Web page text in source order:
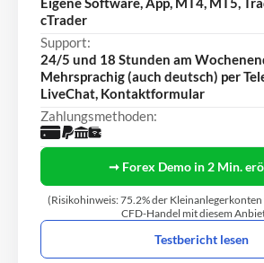
cTrader
Support:
24/5 und 18 Stunden am
Mehrsprachig (auch deutsch) per
LiveChat, Kontaktformular
Zahlungsmethoden:
➞ Forex Demo in 2 Min.
(Risikohinweis: 75.2% der
CFD-Handel mit diesem
Testbericht lesen